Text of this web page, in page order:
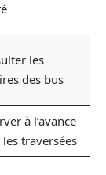
les
des bus
à l’avance
traversées